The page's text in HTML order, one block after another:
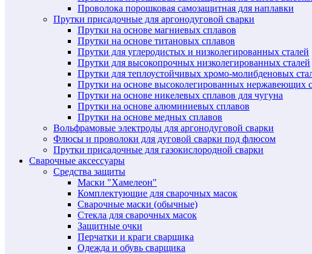
Проволока порошковая самозащитная для наплавки
Прутки присадочные для аргонодуговой сварки
Прутки на основе магниевых сплавов
Прутки на основе титановых сплавов
Прутки для углеродистых и низколегированных сталей
Прутки для высокопрочных низколегированных сталей
Прутки для теплоустойчивых хромо-молибденовых
Прутки на основе высоколегированных нержавеющих
Прутки на основе никелевых сплавов для чугуна
Прутки на основе алюминиевых сплавов
Прутки на основе медных сплавов
Вольфрамовые электроды для аргонодуговой сварки
Флюсы и проволоки для дуговой сварки под флюсом
Прутки присадочные для газокислородной сварки
Сварочные аксессуары
Средства защиты
Маски "Хамелеон"
Комплектующие для сварочных масок
Сварочные маски (обычные)
Стекла для сварочных масок
Защитные очки
Перчатки и краги сварщика
Одежда и обувь сварщика